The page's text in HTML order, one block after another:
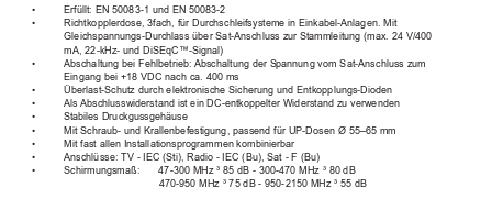
•
Erfüllt: EN 50083-1 und EN 50083-2
•
Richtkopplerdose, 3fach, für Durchschleifsysteme in Einkabel-Anlagen. Mit
Gleichspannungs-Durchlass über Sat-Anschluss zur Stammleitung (max. 24 V/400
mA, 22-kHz- und DiSEqC™-Signal)
• Abschaltung bei Fehlbetrieb: Abschaltung der Spannung vom Sat-Anschluss zum
Eingang bei +18 VDC nach ca. 400 ms
•
Überlast-Schutz durch elektronische Sicherung und Entkopplungs-Dioden
•
Als Abschlusswiderstand ist ein DC-entkoppelter Widerstand zu verwenden
• Stabiles Druckgussgehäuse
•
Mit Schraub- und Krallenbefestigung, passend für UP-Dosen Ø 55–65 mm
•
Mit fast allen Installationsprogrammen kombinierbar
• Anschlüsse: TV - IEC (Sti), Radio - IEC (Bu), Sat - F (Bu)
•
Schirmungsmaß:
47-300 MHz ³ 85 dB - 300-470 MHz ³ 80 dB
470-950 MHz ³ 75 dB - 950-2150 MHz ³ 55 dB